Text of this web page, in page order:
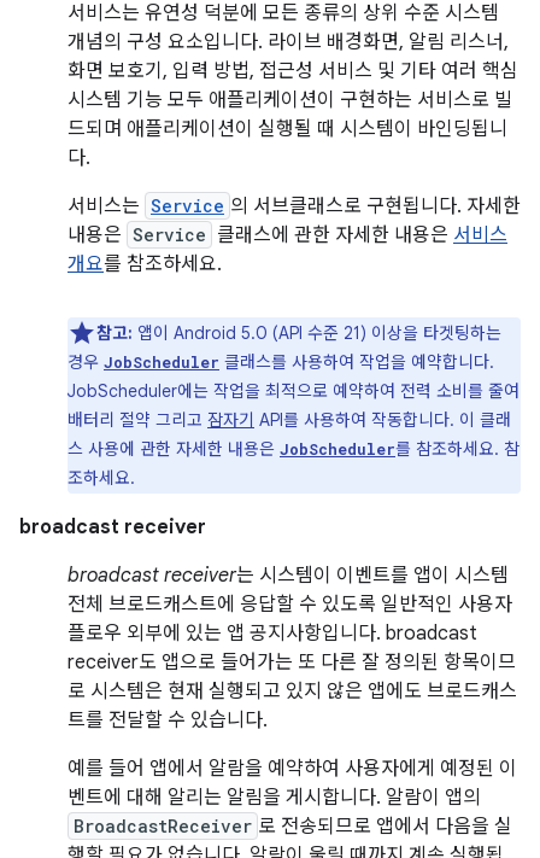
서비스는 유연성 덕분에 모든 종류의 상위 수준 시스템
개념의 구성 요소입니다. 라이브 배경화면, 알림 리스너,
화면 보호기, 입력 방법, 접근성 서비스 및 기타 여러 핵심
시스템 기능 모두 애플리케이션이 구현하는 서비스로 빌
드되며 애플리케이션이 실행될 때 시스템이 바인딩됩니
다.
서비스는 Service 의 서브클래스로 구현됩니다. 자세한
내용은 Service 클래스에 관한 자세한 내용은 서비스
개요를 참조하세요.
참고: 앱이 Android 5.0 (API 수준 21) 이상을 타겟팅하는
경우 JobScheduler 클래스를 사용하여 작업을 예약합니다.
JobScheduler에는 작업을 최적으로 예약하여 전력 소비를 줄여
배터리 절약 그리고 잠자기 API를 사용하여 작동합니다. 이 클래
스 사용에 관한 자세한 내용은 JobScheduler를 참조하세요. 참
조하세요.
broadcast receiver
broadcast receiver는 시스템이 이벤트를 앱이 시스템
전체 브로드캐스트에 응답할 수 있도록 일반적인 사용자
플로우 외부에 있는 앱 공지사항입니다. broadcast
receiver도 앱으로 들어가는 또 다른 잘 정의된 항목이므
로 시스템은 현재 실행되고 있지 않은 앱에도 브로드캐스
트를 전달할 수 있습니다.
예를 들어 앱에서 알람을 예약하여 사용자에게 예정된 이
벤트에 대해 알리는 알림을 게시합니다. 알람이 앱의
BroadcastReceiver 로 전송되므로 앱에서 다음을 실